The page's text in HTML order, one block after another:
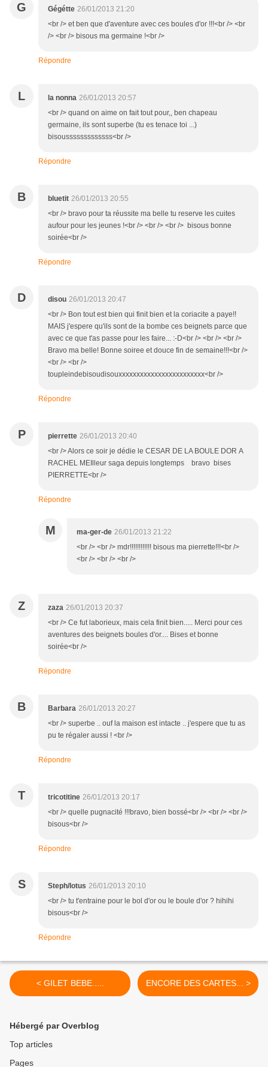
G Gégétte 26/01/2013 21:20
<br /> et ben que d'aventure avec ces boules d'or !!!<br /> <br
/> <br /> bisous ma germaine !<br />
Répondre
L la nonna 26/01/2013 20:57
<br /> quand on aime on fait tout pour,, ben chapeau
germaine, ils sont superbe (tu es tenace toi ...)
bisousssssssssssss<br />
Répondre
B bluetit 26/01/2013 20:55
<br /> bravo pour ta réussite ma belle tu reserve les cuites
aufour pour les jeunes !<br /> <br /> <br /> bisous bonne
soirée<br />
Répondre
D disou 26/01/2013 20:47
<br /> Bon tout est bien qui finit bien et la coriacite a paye!!
MAIS j'espere qu'ils sont de la bombe ces beignets parce que
avec ce que t'as passe pour les faire... :-D<br /> <br /> <br />
Bravo ma belle! Bonne soiree et douce fin de semaine!!!<br />
<br /> <br />
toupleindebisoudisouxxxxxxxxxxxxxxxxxxxxxxxx<br />
Répondre
P pierrette 26/01/2013 20:40
<br /> Alors ce soir je dédie le CESAR DE LA BOULE DOR A
RACHEL MEIlleur saga depuis longtemps bravo bises
PIERRETTE<br />
Répondre
M ma-ger-de 26/01/2013 21:22
<br /> <br /> mdr!!!!!!!!!!!! bisous ma pierrette!!!<br />
<br /> <br /> <br />
Z zaza 26/01/2013 20:37
<br /> Ce fut laborieux, mais cela finit bien..... Merci pour ces
aventures des beignets boules d'or.... Bises et bonne
soirée<br />
Répondre
B Barbara 26/01/2013 20:27
<br /> superbe .. ouf la maison est intacte .. j'espere que tu as
pu te régaler aussi ! <br />
Répondre
T tricotitine 26/01/2013 20:17
<br /> quelle pugnacité !!!bravo, bien bossé<br /> <br /> <br />
bisous<br />
Répondre
S Steph/lotus 26/01/2013 20:10
<br /> tu t'entraine pour le bol d'or ou le boule d'or ? hihihi
bisous<br />
Répondre
< GILET BEBE..... ENCORE DES CARTES... >
Hébergé par Overblog
Top articles
Pages